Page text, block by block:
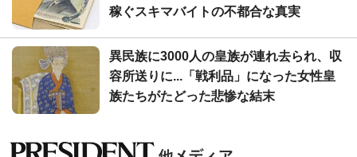
稼ぐスキマバイトの不都合な真実
異民族に3000人の皇族が連れ去られ、収
容所送りに...「戦利品」になった女性皇
族たちがたどった悲惨な結末